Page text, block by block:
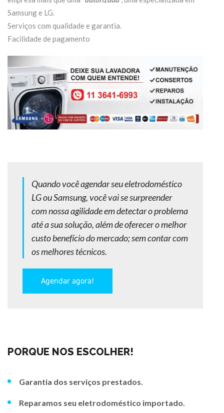
Samsung e LG.
Serviços com qualidade e garantia.
Facilidade de pagamento
Quando você agendar seu eletrodoméstico
LG ou Samsung, você vai se surpreender
com nossa agilidade em detectar o problema
até a sua solução, além de oferecer o melhor
custo benefício do mercado; sem contar com
os melhores técnicos.
Agendar agora!
PORQUE NOS ESCOLHER!
Garantia dos serviços prestados.
Reparamos seu eletrodoméstico importado.